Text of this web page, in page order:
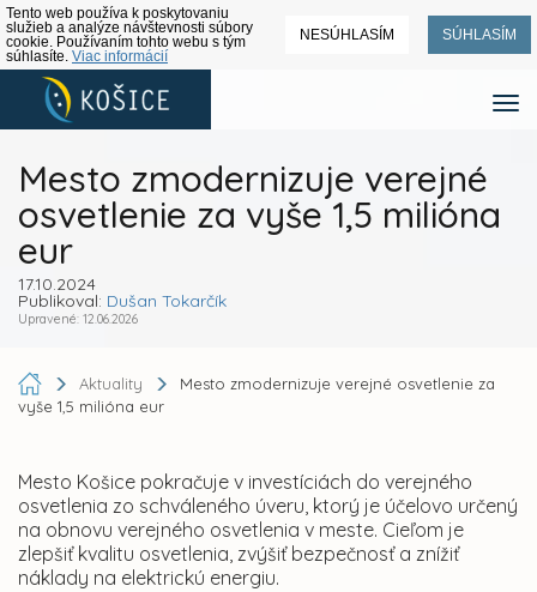
Tento web používa k poskytovaniu
služieb a analýze návštevnosti súbory
cookie. Používaním tohto webu s tým
súhlasíte. Viac informácií
NESÚHLASÍM SÚHLASÍM
Mesto zmodernizuje verejné
osvetlenie za vyše 1,5 milióna
eur
17.10.2024
Publikoval: Dušan Tokarčík
Upravené: 12.06.2026
Aktuality
Mesto zmodernizuje verejné osvetlenie za
vyše 1,5 milióna eur
Mesto Košice pokračuje v investíciách do verejného
osvetlenia zo schváleného úveru, ktorý je účelovo určený
na obnovu verejného osvetlenia v meste. Cieľom je
zlepšiť kvalitu osvetlenia, zvýšiť bezpečnosť a znížiť
náklady na elektrickú energiu.